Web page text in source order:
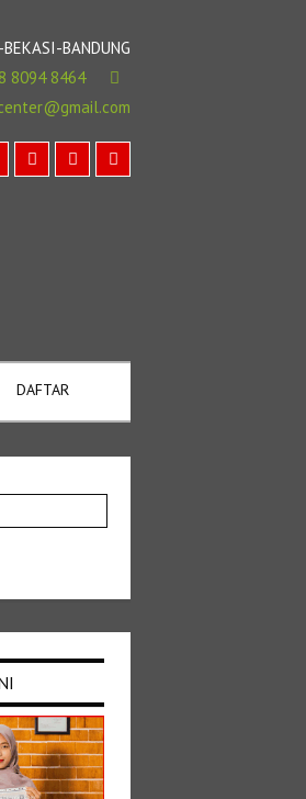
BANDUNG
8094 8464
DAFTAR